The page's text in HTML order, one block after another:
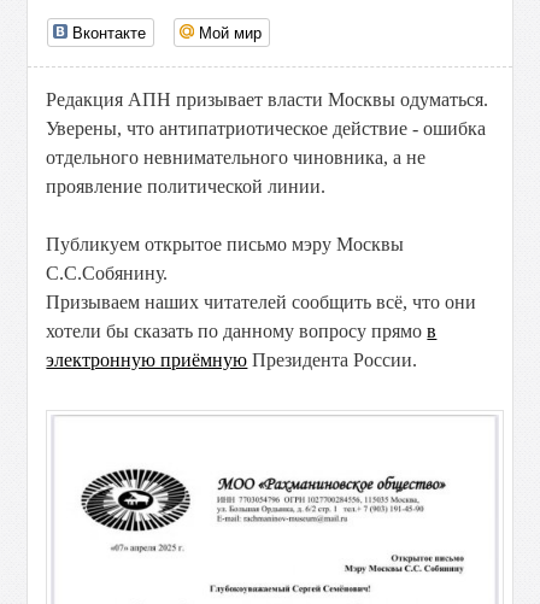
Вконтакте Мой мир
Редакция АПН призывает власти Москвы одуматься.
Уверены, что антипатриотическое действие - ошибка
отдельного невнимательного чиновника, а не
проявление политической линии.
Публикуем открытое письмо мэру Москвы
С.С.Собянину.
Призываем наших читателей сообщить всё, что они
хотели бы сказать по данному вопросу прямов
электронную приёмную Президента России.